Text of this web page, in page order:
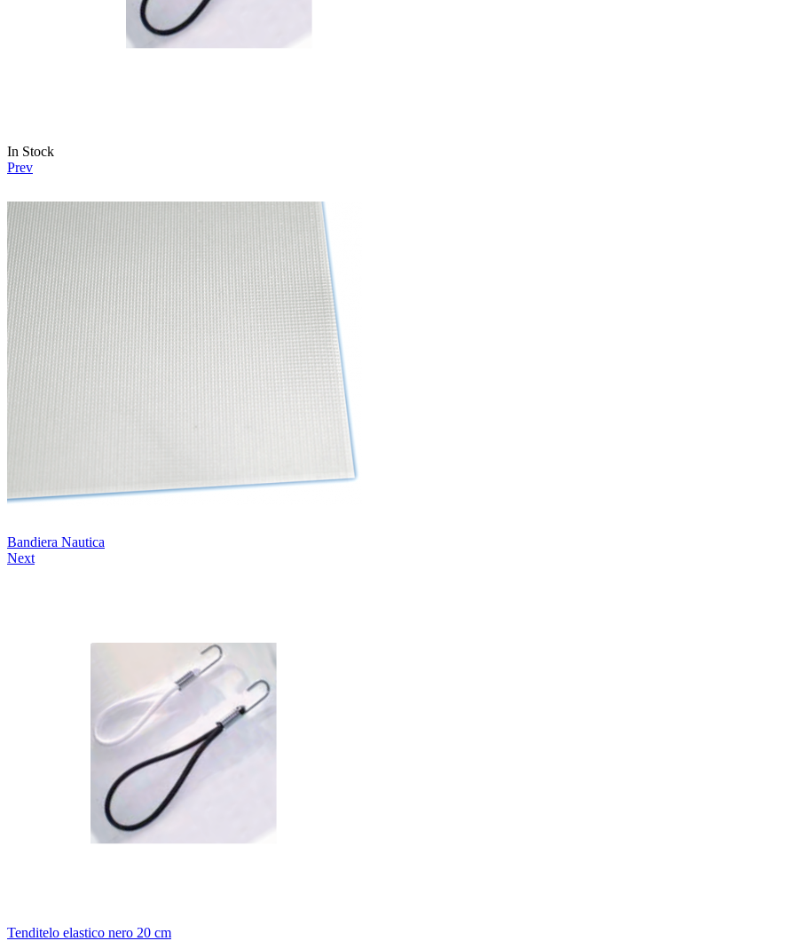
In Stock
Prev
Bandiera Nautica
Next
Tenditelo elastico nero 20 cm